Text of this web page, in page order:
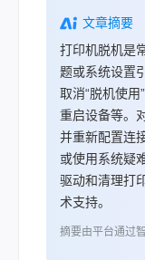
文章摘要
打印机脱机是
题或系统设置
取消“脱机使用
重启设备等。
并重新配置连
或使用系统疑
驱动和清理打
术支持。
摘要由平台通过